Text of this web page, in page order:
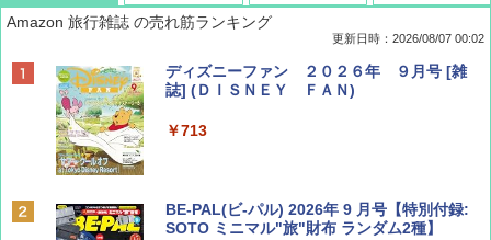
Amazon 旅行雑誌 の売れ筋ランキング
更新日時：2026/08/07 00:02
ディズニーファン ２０２６年 ９月号 [雑
誌] (ＤＩＳＮＥＹ ＦＡＮ)
￥713
BE-PAL(ビ-パル) 2026年 9 月号【特別付録:
SOTO ミニマル"旅"財布 ランダム2種】